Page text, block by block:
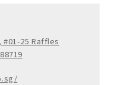
#01-25 Raffles